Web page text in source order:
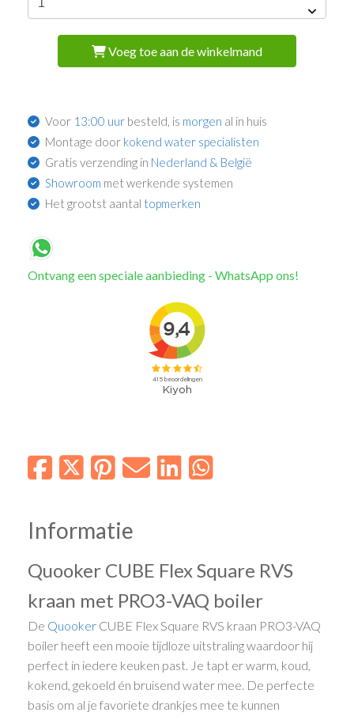
Voeg toe aan de winkelmand
Voor 13:00 uur besteld, is morgen al in huis
Montage door kokend water specialisten
Gratis verzending in Nederland & België
Showroom met werkende systemen
Het grootst aantal topmerken
Ontvang een speciale aanbieding - WhatsApp ons!
Informatie
Quooker CUBE Flex Square RVS
kraan met PRO3-VAQ boiler
De Quooker CUBE Flex Square RVS kraan PRO3-VAQ
boiler heeft een mooie tijdloze uitstraling waardoor hij
perfect in iedere keuken past. Je tapt er warm, koud,
kokend, gekoeld én bruisend water mee. De perfecte
basis om al je favoriete drankjes mee te kunnen